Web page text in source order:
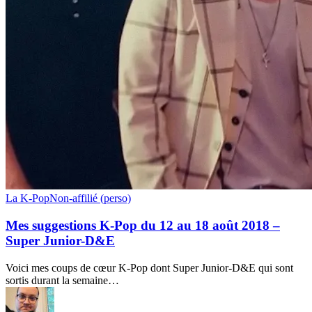
Mes
K-
Pop
du
au
18
août
La K-PopNon-affilié (perso)
Mes suggestions K-Pop du 12 au 18 août 2018 –
Super Junior-D&E
Voici mes coups de cœur K-Pop dont Super Junior-D&E qui sont
sortis durant la semaine…